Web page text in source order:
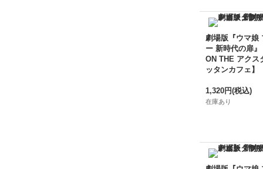
劇場版『ウマ娘
ー 新時代の扉』
ON THE アクス
ッタンカフェ】
1,320円(税込)
在庫あり